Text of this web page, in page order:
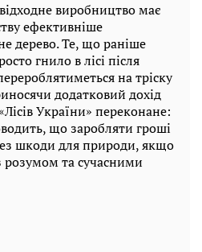
виробництво має
ефективніше
дерево. Те, що раніше
гнило в лісі після
на тріску
додатковий дохід
України» переконане:
що заробляти гроші
шкоди для природи, якщо
розумом та сучасними